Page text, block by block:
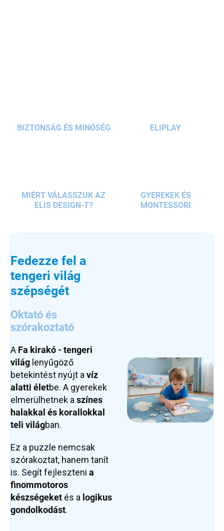
BIZTONSÁG ÉS MINŐSÉG ELIPLAY
MIÉRT VÁLASSZUK AZ
ELIS DESIGN-T?
GYEREKEK ÉS
MONTESSORI
Fedezze fel a
tengeri világ
szépségét
Oktató és
szórakoztató
A Fa kirakó - tengeri
világ lenyűgöző
betekintést nyújt avíz
alatti életbe. A gyerekek
elmerülhetnek aszínes
halakkal és korallokkal
teli világban.
Ez a puzzle nemcsak
szórakoztat, hanem tanít
is. Segít fejleszteni a
finommotoros
készségeket és a logikus
gondolkodást.